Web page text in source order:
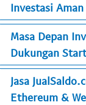
Investasi Aman
Masa Depan
Dukungan
Jasa
Ethereum &